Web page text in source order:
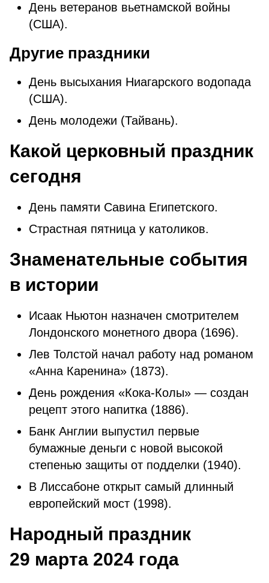
День ветеранов вьетнамской войны
(США).
Другие праздники
День высыхания Ниагарского водопада
(США).
День молодежи (Тайвань).
Какой церковный праздник
сегодня
День памяти Савина Египетского.
Страстная пятница у католиков.
Знаменательные события
в истории
Исаак Ньютон назначен смотрителем
Лондонского монетного двора (1696).
Лев Толстой начал работу над романом
«Анна Каренина» (1873).
День рождения «Кока-Колы» — создан
рецепт этого напитка (1886).
Банк Англии выпустил первые
бумажные деньги с новой высокой
степенью защиты от подделки (1940).
В Лиссабоне открыт самый длинный
европейский мост (1998).
Народный праздник
29 марта 2024 года